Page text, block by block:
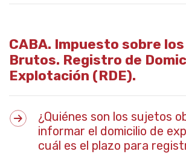
CABA. Impuesto sobre
Brutos. Registro de
Explotación (RDE).
¿Quiénes son los sujetos
informar el domicilio de
cuál es el plazo para